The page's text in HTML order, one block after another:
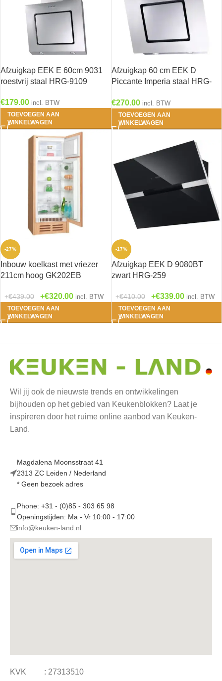
Afzuigkap EEK E 60cm 9031
roestvrij staal HRG-9109
€179.00 incl. BTW
TOEVOEGEN AAN
WINKELWAGEN
Afzuigkap 60 cm EEK D
Piccante Imperia staal HRG-
€270.00 incl. BTW
TOEVOEGEN AAN
WINKELWAGEN
-27%
Inbouw koelkast met vriezer
211cm hoog GK202EB
€439.00 €320.00 incl. BTW
TOEVOEGEN AAN
WINKELWAGEN
-17%
Afzuigkap EEK D 9080BT
zwart HRG-259
€410.00 €339.00 incl. BTW
TOEVOEGEN AAN
WINKELWAGEN
Wil jij ook de nieuwste trends en ontwikkelingen
bijhouden op het gebied van Keukenblokken? Laat je
inspireren door het ruime online aanbod van Keuken-
Land.
Magdalena Moonsstraat 41
2313 ZC Leiden / Nederland
* Geen bezoek adres
Phone: +31 - (0)85 - 303 65 98
Openingstijden: Ma - Vr 10:00 - 17:00
info@keuken-land.nl
KVK : 27313510